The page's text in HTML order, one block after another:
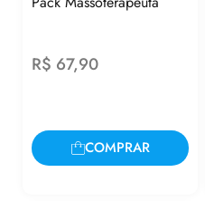
R$ 67,90
COMPRAR